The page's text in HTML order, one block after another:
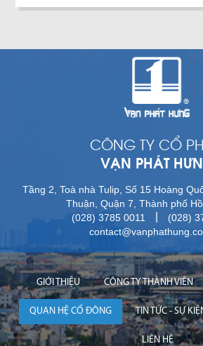
CÔNG TY CỔ
VẠN PHÁT
Tầng 2, Toà nhà Tulip, Số 15 Hoàng
Thuận, Quận 7, Thành phố
(028) 3785 0011
(028)
GIỚI THIỆU CÔNG TY THÀNH VIÊN
QUAN HỆ CỔ ĐÔNG TIN TỨC - SỰ
LIÊN HỆ